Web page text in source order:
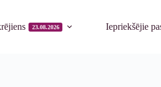
23.08.2026 Iepriekšējie